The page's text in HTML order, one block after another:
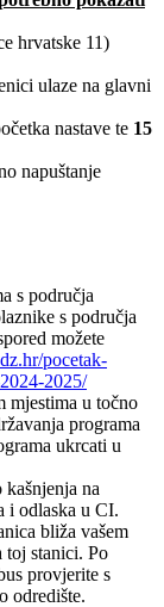
hrvatske 11)
ulaze na glavni
nastave te 15
napuštanje
s područja
s područja
možete
pocetak-
2025/
mjestima u točno
programa
ukrcati u
na
i odlaska u CI.
bliža vašem
toj stanici. Po
provjerite s
odredište.